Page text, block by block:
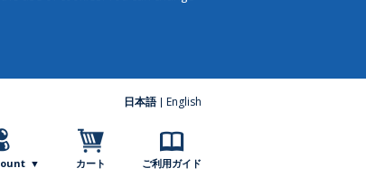
日本語 English
カート ご利用ガイド